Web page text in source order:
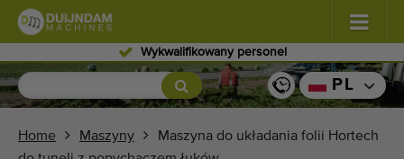
Wykwalifikowany personel
Kwiaty i rośliny PL
Home Maszyny
Maszyna do układania folii Hortech